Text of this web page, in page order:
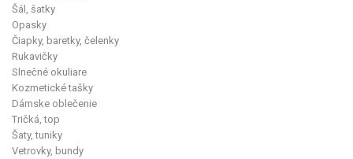
Šál, šatky
Opasky
Čiapky, baretky, čelenky
Rukavičky
Slnečné okuliare
Kozmetické tašky
Dámske oblečenie
Tričká, top
Šaty, tuniky
Vetrovky, bundy